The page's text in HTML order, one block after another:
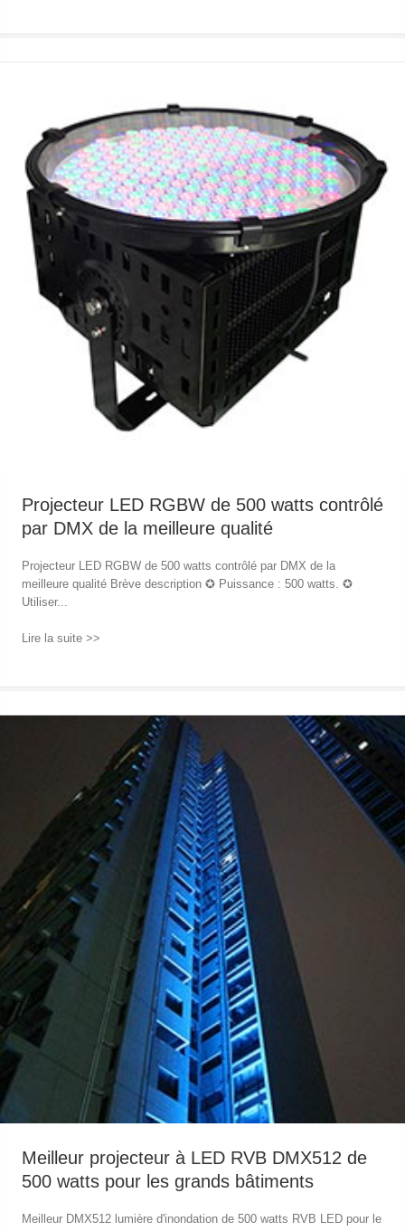
Projecteur LED RGBW de 500 watts contrôlé
par DMX de la meilleure qualité
Projecteur LED RGBW de 500 watts contrôlé par DMX de la
meilleure qualité Brève description ✪ Puissance : 500 watts. ✪
Utiliser...
Lire la suite >>
Meilleur projecteur à LED RVB DMX512 de
500 watts pour les grands bâtiments
Meilleur DMX512 lumière d'inondation de 500 watts RVB LED pour le